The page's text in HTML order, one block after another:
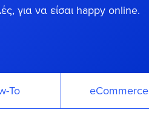
για να είσαι happy online.
To eCommerce